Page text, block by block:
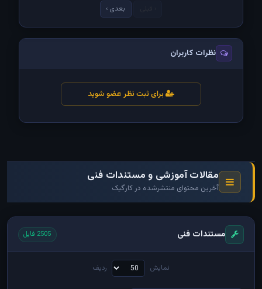
بعدی ›
نظرات کاربران
برای ثبت نظر عضو شوید
مقالات آموزشی و مستندات فنی
آخرین محتوای منتشرشده در کارگیک
مستندات فنی 2505 فایل
نمایش ردیف